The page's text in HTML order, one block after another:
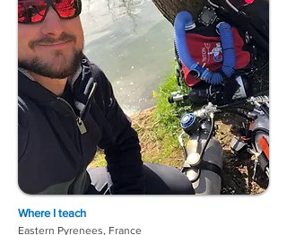
Where I teach
Eastern Pyrenees, France